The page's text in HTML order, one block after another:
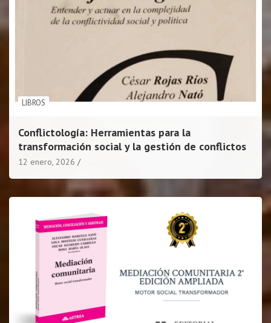
LIBROS
Conflictología: Herramientas para la
transformación social y la gestión de conflictos
12 enero, 2026